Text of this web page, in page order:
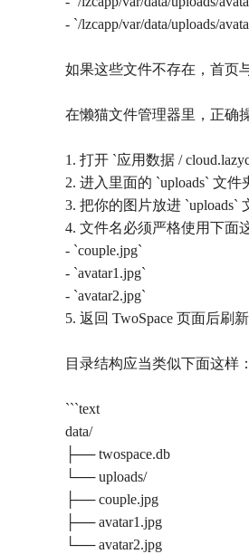
- `/lzcapp/var/data/uploads/
如果这些文件不存在，首页
在懒猫文件管理器里，正确
1. 打开 `应用数据 /
2. 进入里面的 `uploads` 文件
3. 把你的图片放进 `uploads`
4. 文件名必须严格使用下面
- `couple.jpg`
- `avatar1.jpg`
- `avatar2.jpg`
5. 返回 TwoSpace 页面后刷
目录结构应当类似下面这样：
```text
data/
├── twospace.db
└── uploads/
├── couple.jpg
├── avatar1.jpg
└── avatar2.jpg